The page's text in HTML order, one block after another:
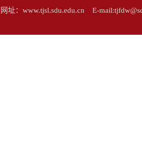
网址：www.tjsl.sdu.edu.cn E-